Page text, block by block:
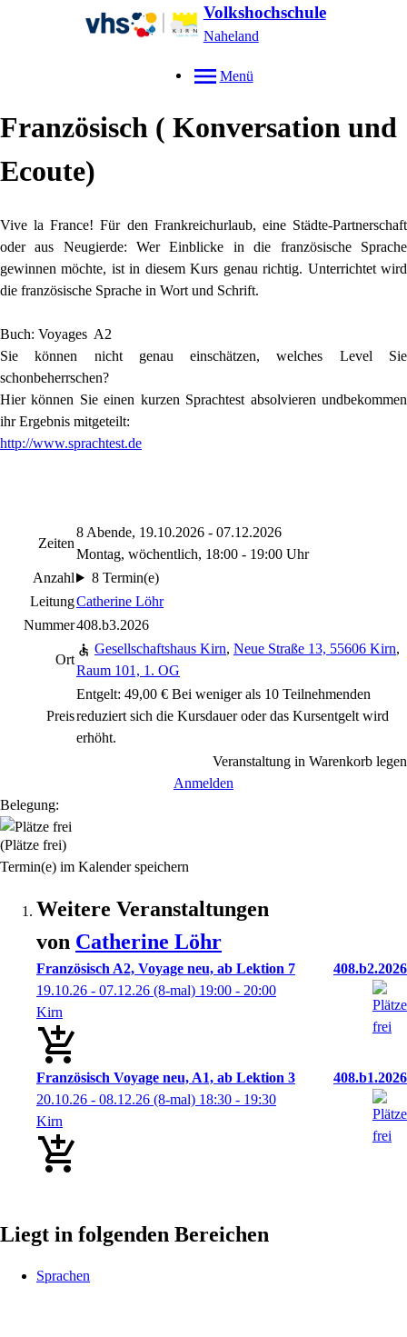
Volkshochschule
Naheland
Menü
Französisch ( Konversation und
Ecoute)
Vive la France! Für den Frankreichurlaub, eine Städte-Partnerschaft
oder aus Neugierde: Wer Einblicke in die französische Sprache
gewinnen möchte, ist in diesem Kurs genau richtig. Unterrichtet wird
die französische Sprache in Wort und Schrift.
Buch: Voyages A2
Sie können nicht genau einschätzen, welches Level Sie
schonbeherrschen?
Hier können Sie einen kurzen Sprachtest absolvieren undbekommen
ihr Ergebnis mitgeteilt:
http://www.sprachtest.de
Zeiten
8 Abende, 19.10.2026 - 07.12.2026
Montag, wöchentlich, 18:00 - 19:00 Uhr
Anzahl
8 Termin(e)
LeitungCatherine Löhr
Nummer408.b3.2026
Ort
Gesellschaftshaus Kirn, Neue Straße 13, 55606 Kirn,
Raum 101, 1. OG
Preis
Entgelt: 49,00 € Bei weniger als 10 Teilnehmenden
reduziert sich die Kursdauer oder das Kursentgelt wird
erhöht.
Veranstaltung in Warenkorb legen
Anmelden
Belegung:
(Plätze frei)
Termin(e) im Kalender speichern
Weitere Veranstaltungen
von Catherine Löhr
Französisch A2, Voyage neu, ab Lektion 7
408.b2.2026
19.10.26 - 07.12.26 (8-mal) 19:00 - 20:00
Kirn
Französisch Voyage neu, A1, ab Lektion 3
408.b1.2026
20.10.26 - 08.12.26 (8-mal) 18:30 - 19:30
Kirn
Liegt in folgenden Bereichen
Sprachen